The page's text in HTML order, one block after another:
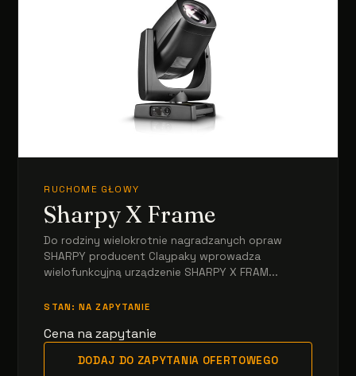
RUCHOME GŁOWY
Sharpy X Frame
Do rodziny wielokrotnie nagradzanych opraw
SHARPY producent Claypaky wprowadza
wielofunkcyjną urządzenie SHARPY X FRAM...
STAN: NA ZAPYTANIE
Cena na zapytanie
DODAJ DO ZAPYTANIA OFERTOWEGO